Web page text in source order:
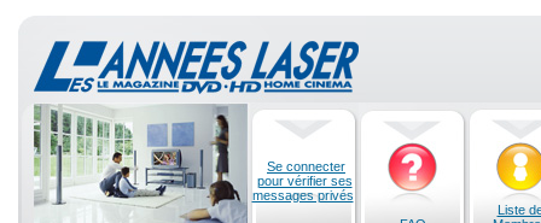
Se connecter
pour vérifier ses
messages privés
Liste